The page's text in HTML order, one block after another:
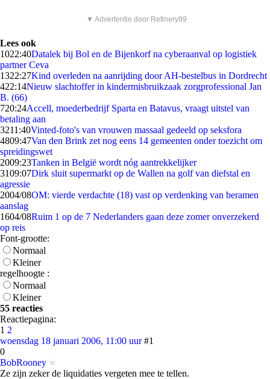
▼ Advertentie door Refinery89
Lees ook
1022:40Datalek bij Bol en de Bijenkorf na cyberaanval op logistiek
partner Ceva
1322:27Kind overleden na aanrijding door AH-bestelbus in Dordrecht
422:14Nieuw slachtoffer in kindermisbruikzaak zorgprofessional Jan
B. (66)
720:24Accell, moederbedrijf Sparta en Batavus, vraagt uitstel van
betaling aan
3211:40Vinted-foto's van vrouwen massaal gedeeld op seksfora
4809:47Van den Brink zet nog eens 14 gemeenten onder toezicht om
spreidingswet
2009:23Tanken in België wordt nóg aantrekkelijker
3109:07Dirk sluit supermarkt op de Wallen na golf van diefstal en
agressie
2004/08OM: vierde verdachte (18) vast op verdenking van beramen
aanslag
1604/08Ruim 1 op de 7 Nederlanders gaan deze zomer onverzekerd
op reis
Font-grootte:
Normaal
Kleiner
regelhoogte :
Normaal
Kleiner
55 reacties
Reactiepagina:
1 2
woensdag 18 januari 2006, 11:00 uur #1
0
BobRooney
Ze zijn zeker de liquidaties vergeten mee te tellen.